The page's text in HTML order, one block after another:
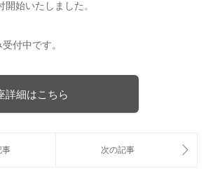
開始いたしました。
付中です。
詳細はこちら